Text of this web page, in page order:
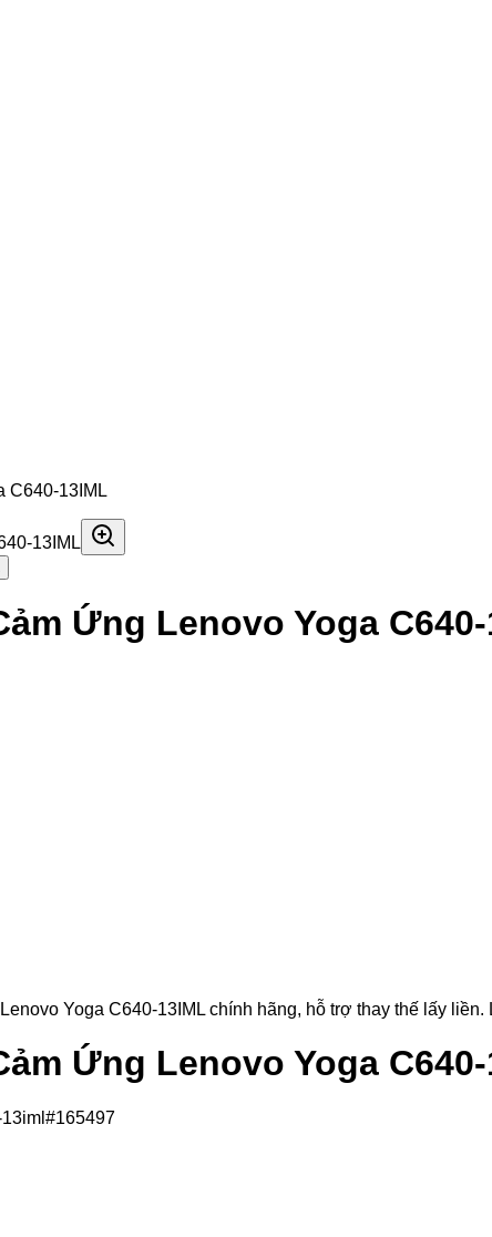
C640-13IML
Ứng Lenovo Yoga
Yoga C640-13IML chính hãng, hỗ trợ thay thế lấy
Ứng Lenovo Yoga